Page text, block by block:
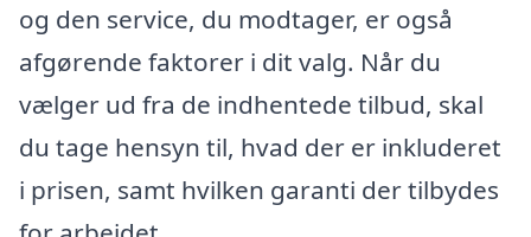
og den service, du modtager, er også
afgørende faktorer i dit valg. Når du
vælger ud fra de indhentede tilbud, skal
du tage hensyn til, hvad der er inkluderet
i prisen, samt hvilken garanti der tilbydes